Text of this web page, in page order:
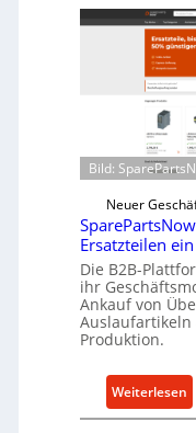
f
ü
r
i
i
r
k
t
A
n
t
i
e
b
l
l
o
n
t
w
i
c
k
e
l
t
0
-
Bild:
Neuer
Ersatzteilen ein
Die B2B-
ihr
Ankauf von
Produktion.
Weiterlesen:
S